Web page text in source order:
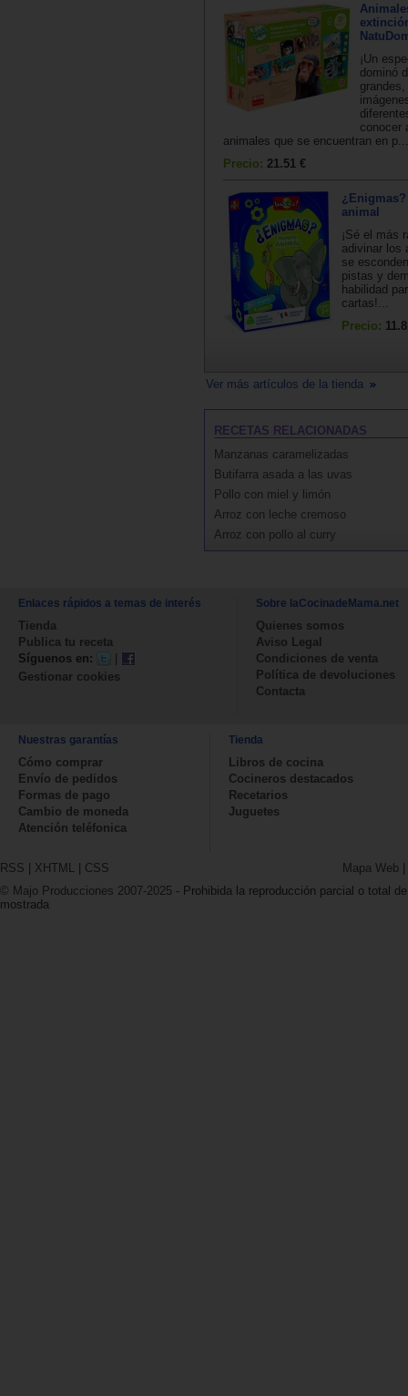
¡Un
dominó
conocer
animales que se encuentran en p...
Precio: 21.51 €
animal
¡Sé el más
adivinar los
se
pistas y
habilidad
cartas!...
Precio:
Ver más artículos de la tienda
RECETAS RELACIONADAS
Manzanas caramelizadas
Butifarra asada a las uvas
Pollo con miel y limón
Arroz con leche cremoso
Arroz con pollo al curry
Enlaces rápidos a temas de interés
Tienda
Publica tu receta
Síguenos en:
|
Gestionar cookies
Sobre laCocinadeMama.net
Quienes somos
Aviso Legal
Condiciones de venta
Política de devoluciones
Contacta
Nuestras garantías
Cómo comprar
Envío de pedidos
Formas de pago
Cambio de moneda
Atención teléfonica
Tienda
Libros de cocina
Cocineros destacados
Recetarios
Juguetes
RSS | XHTML | CSS Mapa Web |
© Majo Producciones 2007-2025 - Prohibida la reproducción parcial o total
mostrada